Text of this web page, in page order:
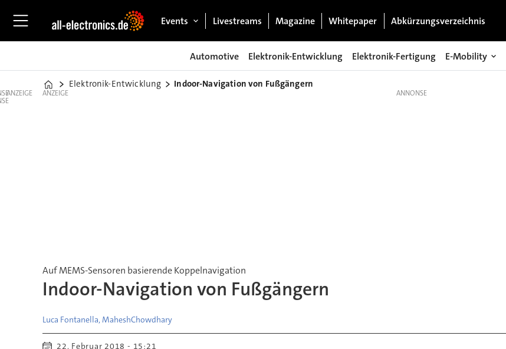
Events Livestreams Magazine Whitepaper Abkürzungsverzeichnis
Automotive Elektronik-Entwicklung Elektronik-Fertigung E-Mobility
Home
Elektronik-Entwicklung Indoor-Navigation von Fußgängern
ANZEIGE ANZEIGE
Auf MEMS-Sensoren basierende Koppelnavigation
Indoor-Navigation von Fußgängern
Luca Fontanella, MaheshChowdhary
22. Februar 2018 - 15:21